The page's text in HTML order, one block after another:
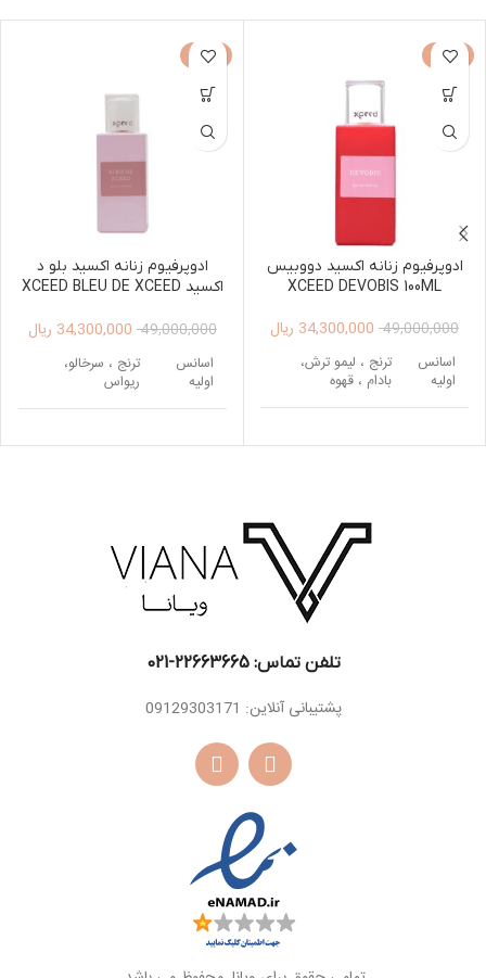
-30%
ادوپرفیوم زنانه اکسید دووبیس
XCEED DEVOBIS 100ML
49,000,000
34,300,000 ریال
اسانس
اولیه
ترنج ، لیمو ترش،
بادام ، قهوه
اسانس
شکوفه پرتقال ، گل
دانه تونکا ، مشک ،
کهربا، وانیل ، نعناع
هندی ، سدر ، چوب
صندل سفید ،
دارچین ، چوب
کشمیر ، پرالین،
-30%
ادوپرفیوم زنانه اکسید بلو د
اکسید XCEED BLEU DE XCEED
49,000,000
34,300,000 ریال
اسانس
اولیه
ترنج ، سرخالو،
ریواس
میانی
صدتومانی
تلفن تماس: 22663665-021​
پشتیبانی آنلاین: 09129303171